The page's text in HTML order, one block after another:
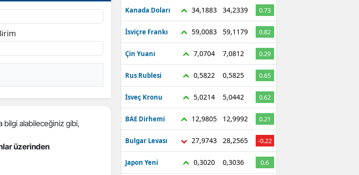
bilgi alabileceğiniz gibi,
üzerinden
Kanada Doları 34,1883 34,2339 0.73
İsviçre Frankı 59,0083 59,1179 0.82
Çin Yuanı 7,0704 7,0812 0.29
Rus Rublesi 0,5822 0,5825 0.65
İsveç Kronu 5,0214 5,0442 0.62
BAE Dirhemi 12,9805 12,9992 0.21
Bulgar Levası 27,9743 28,2565 -0.22
Japon Yeni 0,3020 0,3036 0.6